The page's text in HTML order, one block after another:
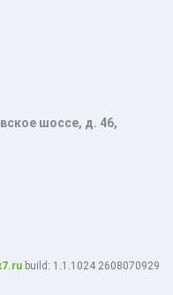
шоссе, д. 46,
build: 1.1.1024 2608070929